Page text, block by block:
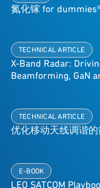
氮化镓 for
TECHNICAL ARTICLE
X-Band Radar:
Beamforming, GaN
TECHNICAL ARTICLE
优化移动天线调谐
E-BOOK
LEO SATCOM